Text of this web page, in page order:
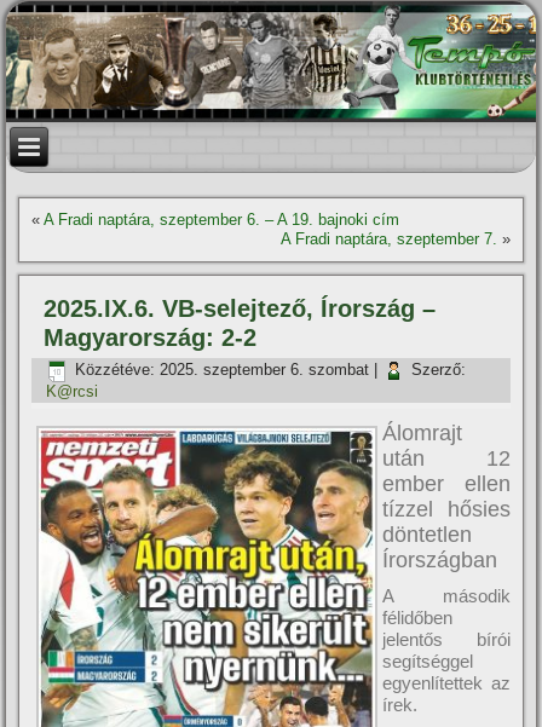
«A Fradi naptára, szeptember 6. – A 19. bajnoki cí­m
A Fradi naptára, szeptember 7. »
2025.IX.6. VB-selejtező, Írország –
Magyarország: 2-2
Közzétéve: 2025. szeptember 6. szombat
Szerző:
K@rcsi
Álomrajt
után 12
ember ellen
tízzel hősies
döntetlen
Írországban
A második
félidőben
jelentős bírói
segítséggel
egyenlítettek az
írek.